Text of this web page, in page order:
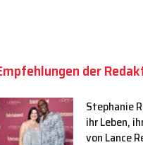
der
Stephanie
ihr Leben,
von Lance